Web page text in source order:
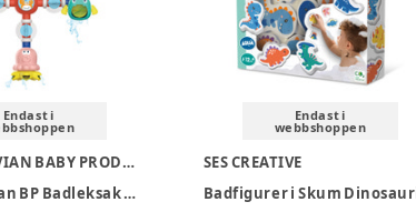
Endast i
SCANDINAVIAN BABY PRODUCTS
Scandinavian BP Badleksak Vattenlaboratorium
Endast i
webbshoppen
SES CREATIVE